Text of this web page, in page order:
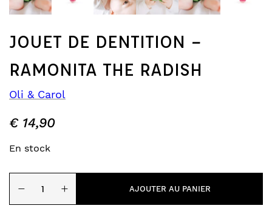
JOUET DE DENTITION –
RAMONITA THE RADISH
Oli & Carol
€14,90
En stock
de− + AJOUTER AU PANIER